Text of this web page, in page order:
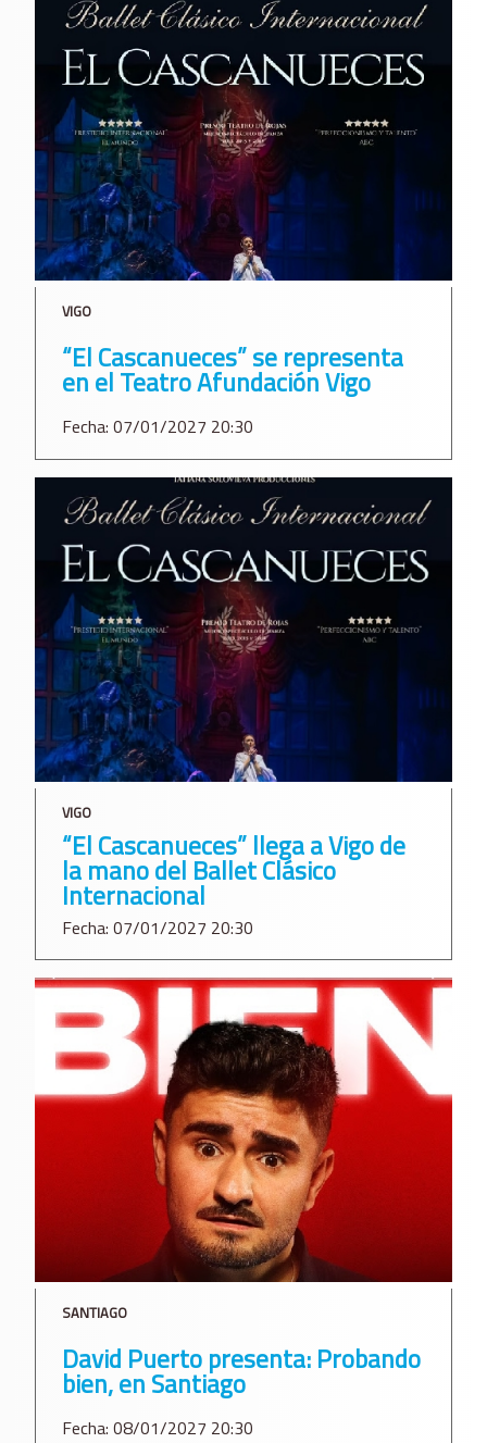
VIGO
“El Cascanueces” se representa
en el Teatro Afundación Vigo
Fecha: 07/01/2027 20:30
VIGO
“El Cascanueces” llega a Vigo de
la mano del Ballet Clásico
Internacional
Fecha: 07/01/2027 20:30
SANTIAGO
David Puerto presenta: Probando
bien, en Santiago
Fecha: 08/01/2027 20:30